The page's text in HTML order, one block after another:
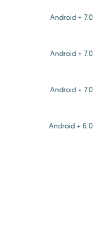
Android + 7.0
Android + 7.0
Android + 7.0
Android + 6.0